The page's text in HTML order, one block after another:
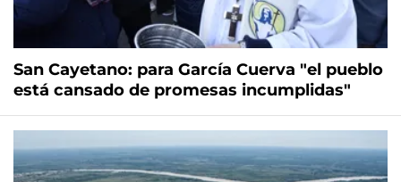
San Cayetano: para García Cuerva "el pueblo
está cansado de promesas incumplidas"